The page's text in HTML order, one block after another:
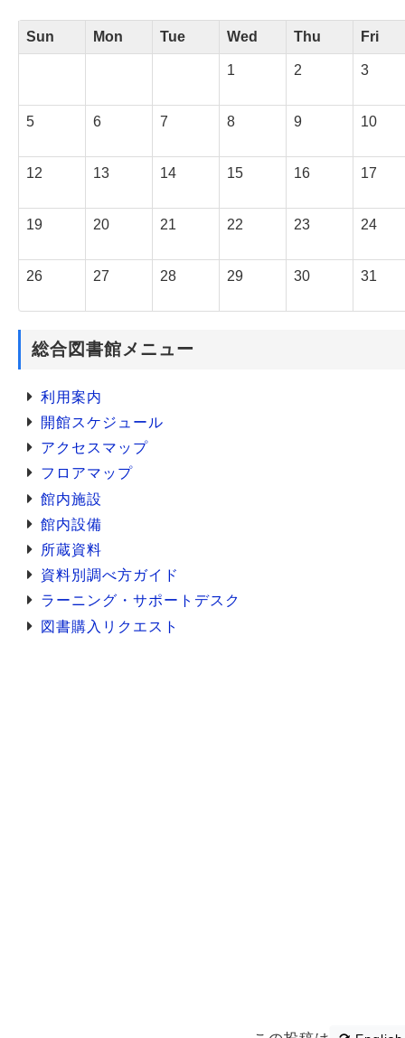
Sun Mon Tue Wed Thu Fri
1 2 3
5 6 7 8 9 10
12 13 14 15 16 17
19 20 21 22 23 24
26 27 28 29 30 31
総合図書館メニュー
利用案内
開館スケジュール
アクセスマップ
フロアマップ
館内施設
館内設備
所蔵資料
資料別調べ方ガイド
ラーニング・サポートデスク
図書購入リクエスト